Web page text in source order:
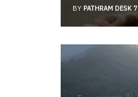
BY PATHRAM DESK 7